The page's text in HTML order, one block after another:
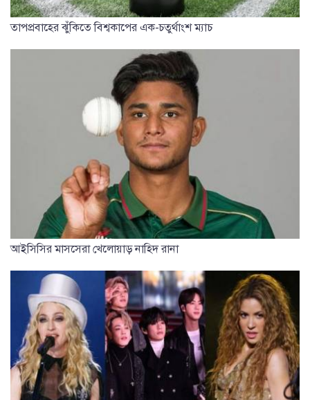
তাপপ্রবাহের ঝুঁকিতে বিশ্বকাপের এক-চতুর্থাংশ ম্যাচ
আইসিসির মাসসেরা খেলোয়াড় নাহিদ রানা